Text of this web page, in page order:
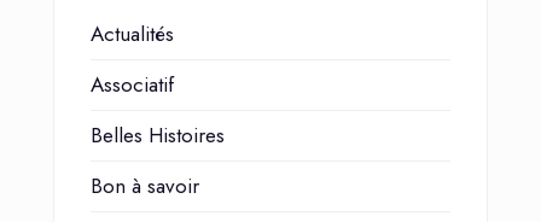
Actualités
Associatif
Belles Histoires
Bon à savoir